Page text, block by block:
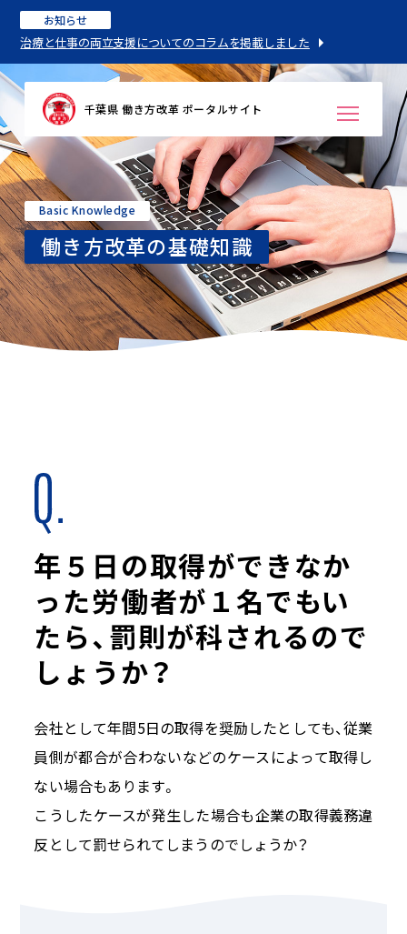
お知らせ
治療と仕事の両立支援についてのコラムを掲載しました
千葉県 働き方改革 ポータルサイト
Basic Knowledge
働き方改革の基礎知識
年５日の取得ができなか
った労働者が１名でもい
たら、罰則が科されるので
しょうか？
会社として年間5日の取得を奨励したとしても、従業
員側が都合が合わないなどのケースによって取得し
ない場合もあります。
こうしたケースが発生した場合も企業の取得義務違
反として罰せられてしまうのでしょうか？